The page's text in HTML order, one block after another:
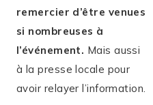
remercier d’être venues
si nombreuses à
l’événement. Mais aussi
à la presse locale pour
avoir relayer l’information.